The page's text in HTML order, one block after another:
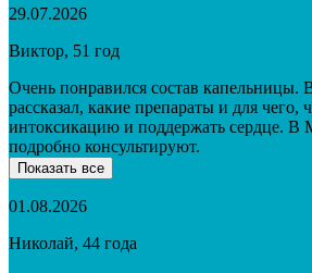
29.07.2026
Виктор, 51 год
Очень понравился состав капельницы.
рассказал, какие препараты и для чего,
интоксикацию и поддержать сердце. В
подробно консультируют.
Показать все
01.08.2026
Николай, 44 года